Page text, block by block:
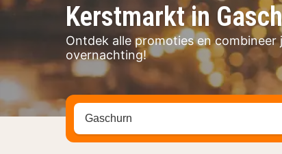
Kerstmarkt in
Ontdek alle promoties en
overnachting!
Zoek op hotel, regio of stad